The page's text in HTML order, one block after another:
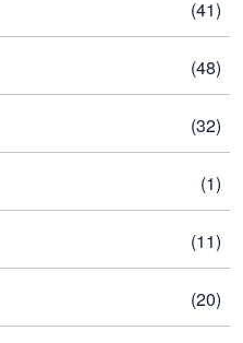
(41)
(48)
(32)
(1)
(11)
(20)